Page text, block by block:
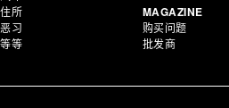
住所
恶习
等等
MAGAZINE
购买问题
批发商